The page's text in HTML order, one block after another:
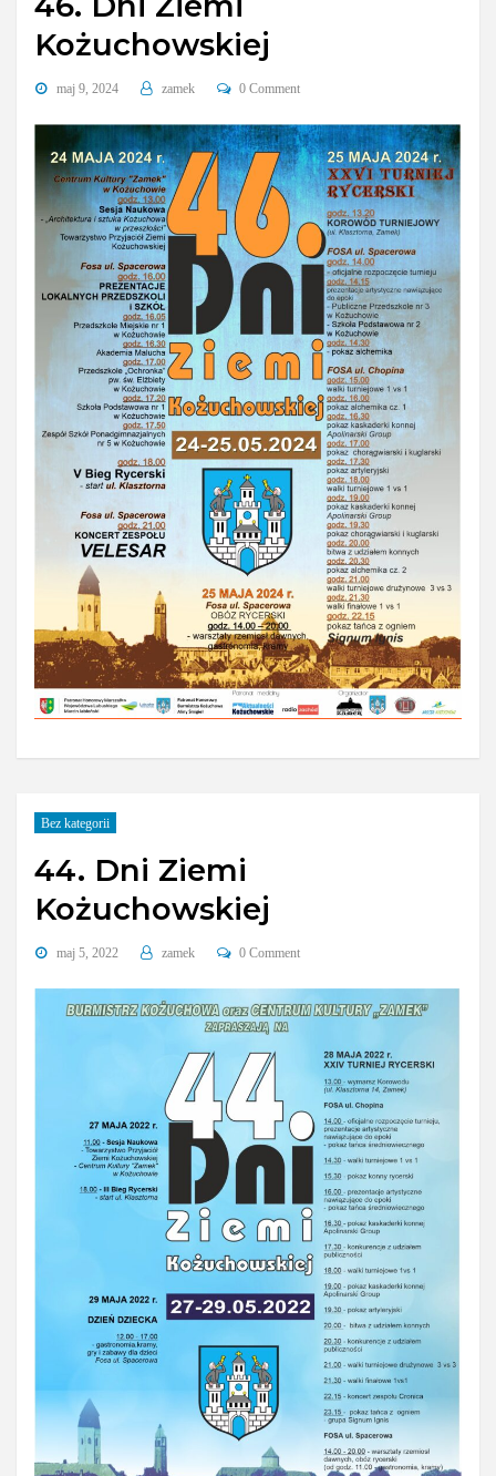
Kożuchowskiej
maj 9, 2024 zamek 0 Comment
Bez kategorii
44. Dni Ziemi
Kożuchowskiej
maj 5, 2022 zamek 0 Comment